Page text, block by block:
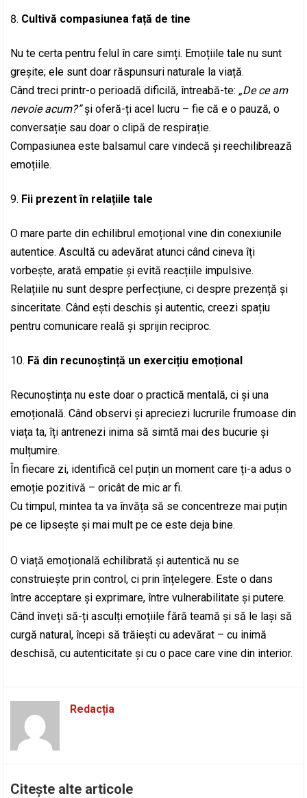
Cultivă compasiunea față de tine
Nu te certa pentru felul în care simți. Emoțiile tale nu sunt
greșite; ele sunt doar răspunsuri naturale la viață.
Când treci printr-o perioadă dificilă, întreabă-te: „De ce am
nevoie acum?”și oferă-ți acel lucru – fie că e o pauză, o
conversație sau doar o clipă de respirație.
Compasiunea este balsamul care vindecă și reechilibrează
emoțiile.
Fii prezent în relațiile tale
O mare parte din echilibrul emoțional vine din conexiunile
autentice. Ascultă cu adevărat atunci când cineva îți
vorbește, arată empatie și evită reacțiile impulsive.
Relațiile nu sunt despre perfecțiune, ci despre prezență și
sinceritate. Când ești deschis și autentic, creezi spațiu
pentru comunicare reală și sprijin reciproc.
Fă din recunoștință un exercițiu emoțional
Recunoștința nu este doar o practică mentală, ci și una
emoțională. Când observi și apreciezi lucrurile frumoase din
viața ta, îți antrenezi inima să simtă mai des bucurie și
mulțumire.
În fiecare zi, identifică cel puțin un moment care ți-a adus o
emoție pozitivă – oricât de mic ar fi.
Cu timpul, mintea ta va învăța să se concentreze mai puțin
pe ce lipsește și mai mult pe ce este deja bine.
O viață emoțională echilibrată și autentică nu se
construiește prin control, ci prin înțelegere. Este o dans
între acceptare și exprimare, între vulnerabilitate și putere.
Când înveți să-ți asculți emoțiile fără teamă și să le lași să
curgă natural, începi să trăiești cu adevărat – cu inimă
deschisă, cu autenticitate și cu o pace care vine din interior.
Redacția
Citește alte articole